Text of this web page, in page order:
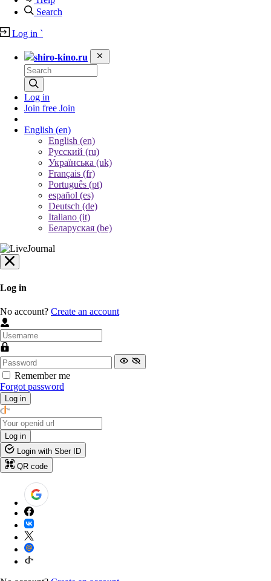
Search
Log in `
shiro-kino.ru
Log in
Join free Join
English (en)
English (en)
Русский (ru)
Українська (uk)
Français (fr)
Português (pt)
español (es)
Deutsch (de)
Italiano (it)
Беларуская (be)
Log in
No account? Create an account
Remember me
Forgot password
Log in
Log in
Login with Sber ID
QR code